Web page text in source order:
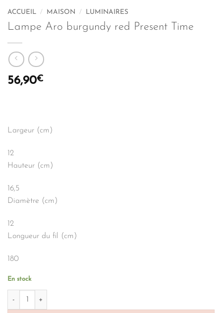
ACCUEIL / MAISON / LUMINAIRES
Lampe Aro burgundy red Present Time
56,90€
Largeur (cm)
12
Hauteur (cm)
16,5
Diamètre (cm)
12
Longueur du fil (cm)
180
En stock
quantité de Lampe Aro burgundy red Present Time